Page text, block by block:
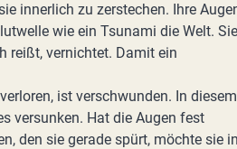
innerlich zu zerstechen. Ihre
wie ein Tsunami die Welt. Sie
reißt, vernichtet. Damit ein
ist verschwunden. In diesem
versunken. Hat die Augen fest
den sie gerade spürt, möchte sie in